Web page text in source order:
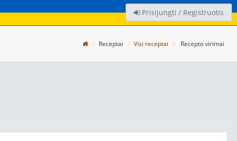
Prisijungti / Registruotis
Receptai Visi receptai Recepto virimai